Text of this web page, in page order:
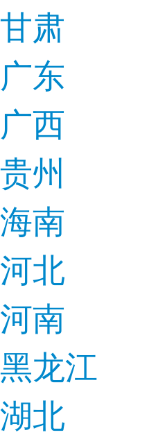
甘肃
广东
广西
贵州
海南
河北
河南
黑龙江
湖北